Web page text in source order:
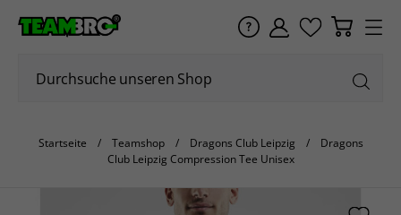
Startseite Teamshop Dragons Club Leipzig
Dragons
Club Leipzig Compression Tee Unisex